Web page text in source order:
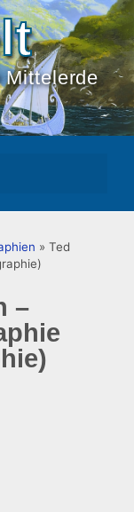
Mittelerde
» Ted
–